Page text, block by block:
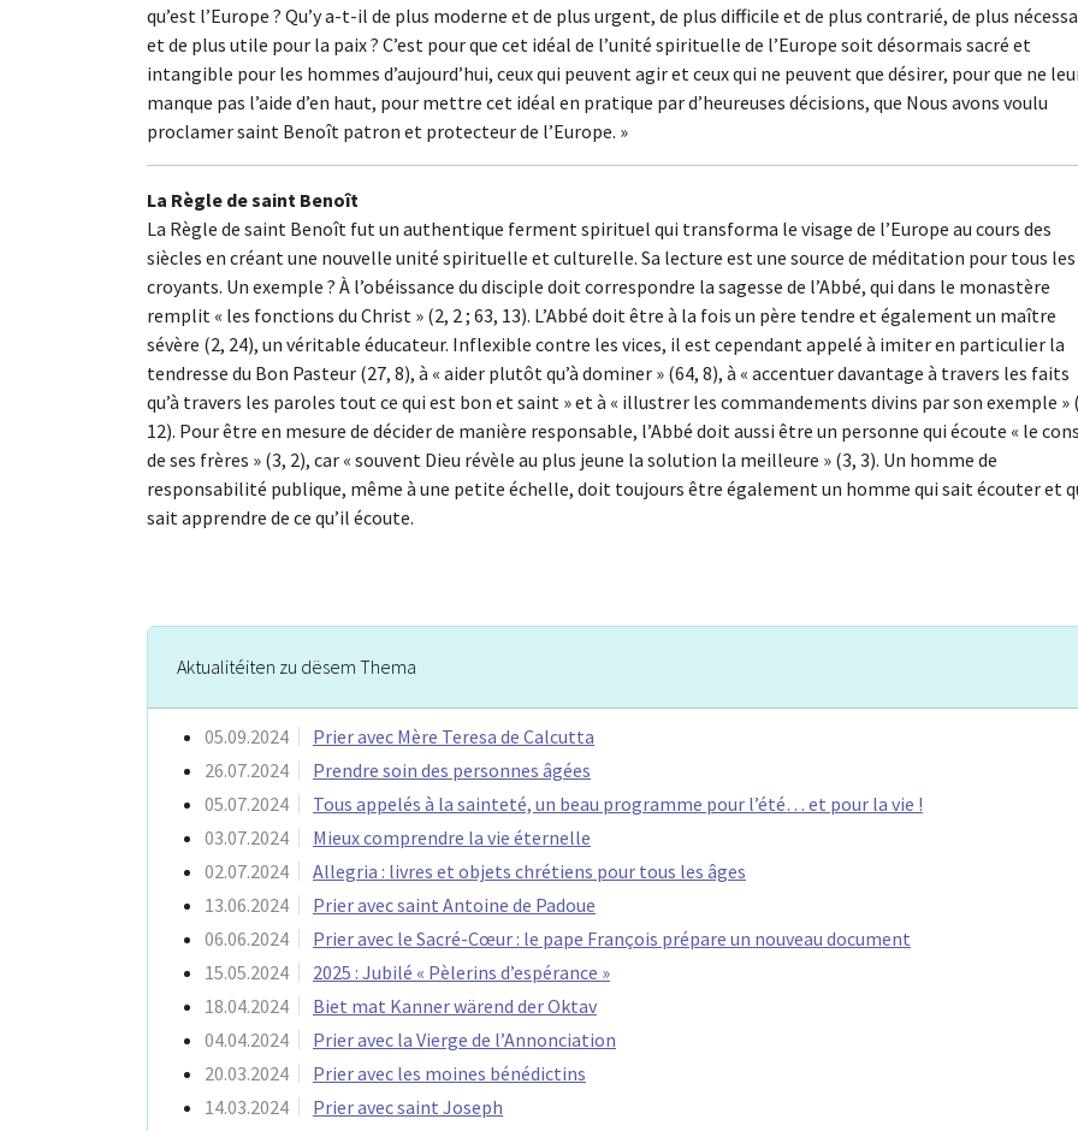
qu’est l’Europe ? Qu’y a-t-il de plus moderne et de plus urgent, de plus difficile et de plus contrarié, de plus
et de plus utile pour la paix ? C’est pour que cet idéal de l’unité spirituelle de l’Europe soit désormais sacré et
intangible pour les hommes d’aujourd’hui, ceux qui peuvent agir et ceux qui ne peuvent que désirer, pour que ne
manque pas l’aide d’en haut, pour mettre cet idéal en pratique par d’heureuses décisions, que Nous avons voulu
proclamer saint Benoît patron et protecteur de l’Europe. »
La Règle de saint Benoît
La Règle de saint Benoît fut un authentique ferment spirituel qui transforma le visage de l’Europe au cours des
siècles en créant une nouvelle unité spirituelle et culturelle. Sa lecture est une source de méditation pour tous les
croyants. Un exemple ? À l’obéissance du disciple doit correspondre la sagesse de l’Abbé, qui dans le monastère
remplit « les fonctions du Christ » (2, 2 ; 63, 13). L’Abbé doit être à la fois un père tendre et également un maître
sévère (2, 24), un véritable éducateur. Inflexible contre les vices, il est cependant appelé à imiter en particulier la
tendresse du Bon Pasteur (27, 8), à « aider plutôt qu’à dominer » (64, 8), à « accentuer davantage à travers les faits
qu’à travers les paroles tout ce qui est bon et saint » et à « illustrer les commandements divins par son exemple »
12). Pour être en mesure de décider de manière responsable, l’Abbé doit aussi être un personne qui écoute « le
de ses frères » (3, 2), car « souvent Dieu révèle au plus jeune la solution la meilleure » (3, 3). Un homme de
responsabilité publique, même à une petite échelle, doit toujours être également un homme qui sait écouter et
sait apprendre de ce qu’il écoute.
Aktualitéiten zu dësem Thema
05.09.2024
Prier avec Mère Teresa de Calcutta
26.07.2024
Prendre soin des personnes âgées
05.07.2024
Tous appelés à la sainteté, un beau programme pour l’été… et pour la vie !
03.07.2024
Mieux comprendre la vie éternelle
02.07.2024
Allegria : livres et objets chrétiens pour tous les âges
13.06.2024
Prier avec saint Antoine de Padoue
06.06.2024
Prier avec le Sacré-Cœur : le pape François prépare un nouveau document
15.05.2024
2025 : Jubilé « Pèlerins d’espérance »
18.04.2024
Biet mat Kanner wärend der Oktav
04.04.2024
Prier avec la Vierge de l’Annonciation
20.03.2024
Prier avec les moines bénédictins
14.03.2024
Prier avec saint Joseph